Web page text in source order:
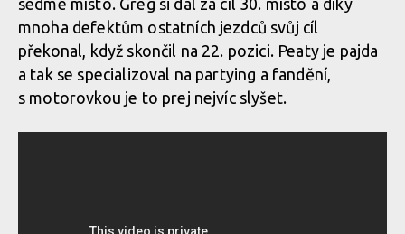
sedmé místo. Greg si dal za cíl 30. místo a díky
mnoha defektům ostatních jezdců svůj cíl
překonal, když skončil na 22. pozici. Peaty je pajda
a tak se specializoval na partying a fandění,
s motorovkou je to prej nejvíc slyšet.